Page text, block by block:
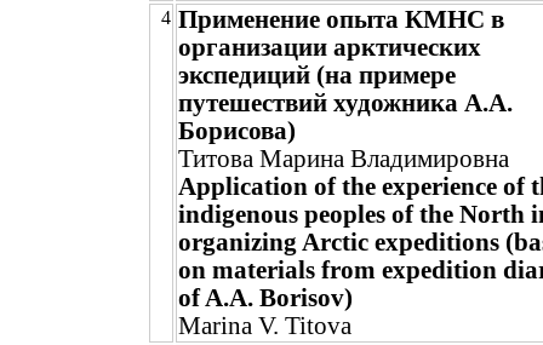
4 Применение опыта КМНС в
организации арктических
экспедиций (на примере
путешествий художника А.А.
Борисова)
Титова Марина Владимировна
Application of the experience of
indigenous peoples of the North
organizing Arctic expeditions
on materials from expedition
of A.A. Borisov)
Marina V. Titova